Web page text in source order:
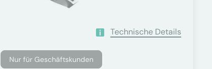
Technische Details
Nur für Geschäftskunden